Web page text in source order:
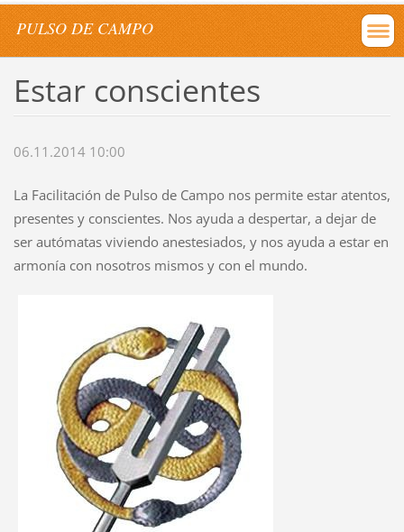
PULSO DE CAMPO
Estar conscientes
06.11.2014 10:00
La Facilitación de Pulso de Campo nos permite estar atentos,
presentes y conscientes. Nos ayuda a despertar, a dejar de
ser autómatas viviendo anestesiados, y nos ayuda a estar en
armonía con nosotros mismos y con el mundo.